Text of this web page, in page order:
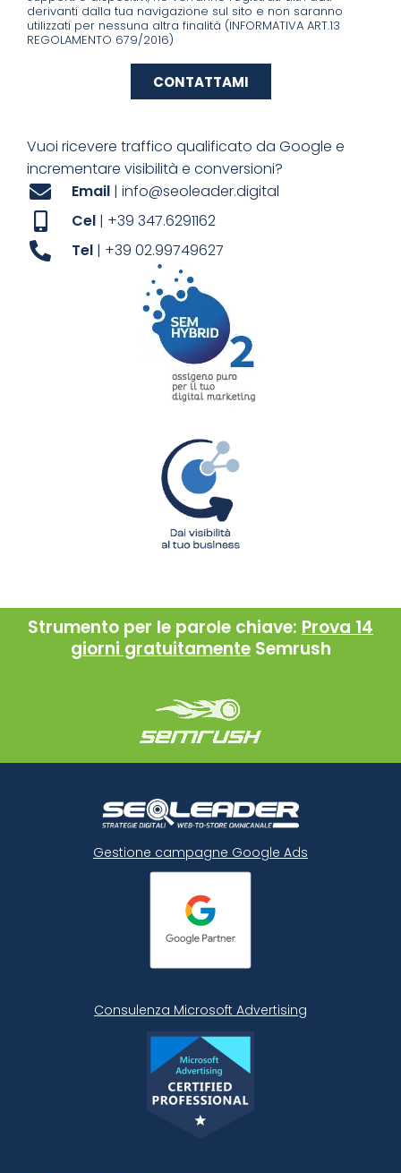
Vuoi ricevere traffico qualificato da Google e
incrementare visibilità e conversioni?
Email | info@seoleader.digital
Cel | +39 347.6291162
Tel | +39 02.99749627
derivanti dalla tua navigazione sul sito e non saranno
utilizzati per nessuna altra finalità (INFORMATIVA ART.13
REGOLAMENTO 679/2016)
CONTATTAMI
Strumento per le parole chiave: Prova 14
giorni gratuitamente Semrush
Gestione campagne Google Ads
Consulenza Microsoft Advertising